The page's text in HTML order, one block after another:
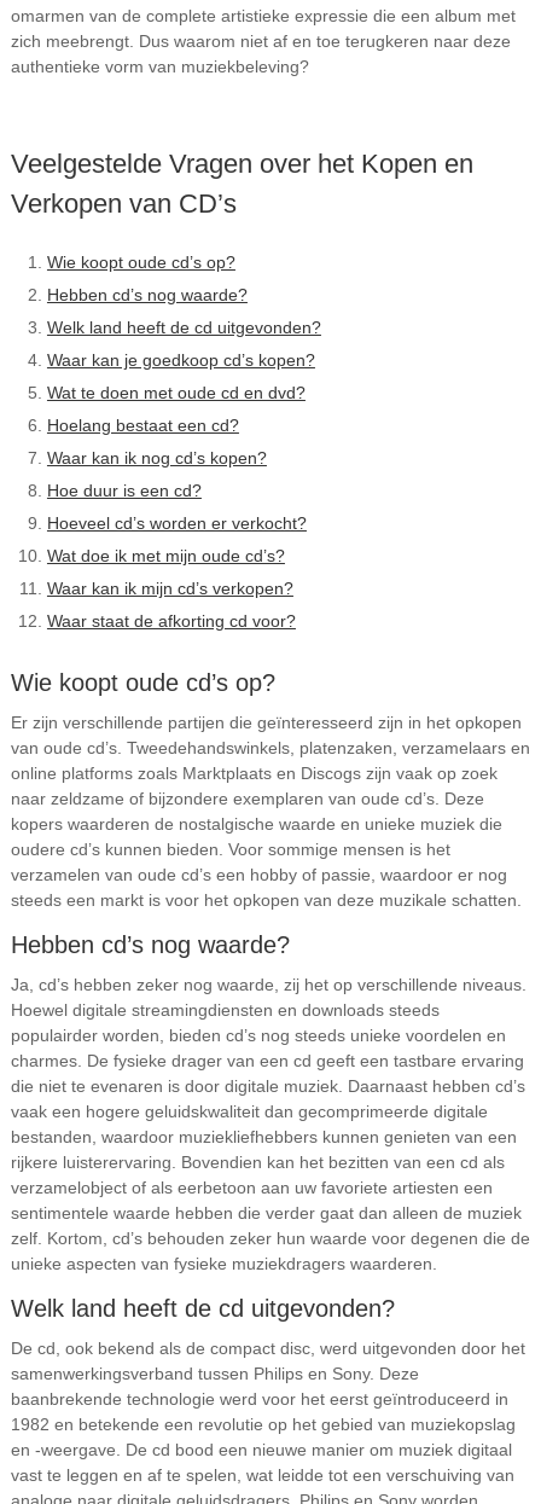
omarmen van de complete artistieke expressie die een album met
zich meebrengt. Dus waarom niet af en toe terugkeren naar deze
authentieke vorm van muziekbeleving?
Veelgestelde Vragen over het Kopen en
Verkopen van CD’s
Wie koopt oude cd’s op?
Hebben cd’s nog waarde?
Welk land heeft de cd uitgevonden?
Waar kan je goedkoop cd’s kopen?
Wat te doen met oude cd en dvd?
Hoelang bestaat een cd?
Waar kan ik nog cd’s kopen?
Hoe duur is een cd?
Hoeveel cd’s worden er verkocht?
Wat doe ik met mijn oude cd’s?
Waar kan ik mijn cd’s verkopen?
Waar staat de afkorting cd voor?
Wie koopt oude cd’s op?
Er zijn verschillende partijen die geïnteresseerd zijn in het opkopen
van oude cd’s. Tweedehandswinkels, platenzaken, verzamelaars en
online platforms zoals Marktplaats en Discogs zijn vaak op zoek
naar zeldzame of bijzondere exemplaren van oude cd’s. Deze
kopers waarderen de nostalgische waarde en unieke muziek die
oudere cd’s kunnen bieden. Voor sommige mensen is het
verzamelen van oude cd’s een hobby of passie, waardoor er nog
steeds een markt is voor het opkopen van deze muzikale schatten.
Hebben cd’s nog waarde?
Ja, cd’s hebben zeker nog waarde, zij het op verschillende niveaus.
Hoewel digitale streamingdiensten en downloads steeds
populairder worden, bieden cd’s nog steeds unieke voordelen en
charmes. De fysieke drager van een cd geeft een tastbare ervaring
die niet te evenaren is door digitale muziek. Daarnaast hebben cd’s
vaak een hogere geluidskwaliteit dan gecomprimeerde digitale
bestanden, waardoor muziekliefhebbers kunnen genieten van een
rijkere luisterervaring. Bovendien kan het bezitten van een cd als
verzamelobject of als eerbetoon aan uw favoriete artiesten een
sentimentele waarde hebben die verder gaat dan alleen de muziek
zelf. Kortom, cd’s behouden zeker hun waarde voor degenen die de
unieke aspecten van fysieke muziekdragers waarderen.
Welk land heeft de cd uitgevonden?
De cd, ook bekend als de compact disc, werd uitgevonden door het
samenwerkingsverband tussen Philips en Sony. Deze
baanbrekende technologie werd voor het eerst geïntroduceerd in
1982 en betekende een revolutie op het gebied van muziekopslag
en -weergave. De cd bood een nieuwe manier om muziek digitaal
vast te leggen en af te spelen, wat leidde tot een verschuiving van
analoge naar digitale geluidsdragers. Philips en Sony worden